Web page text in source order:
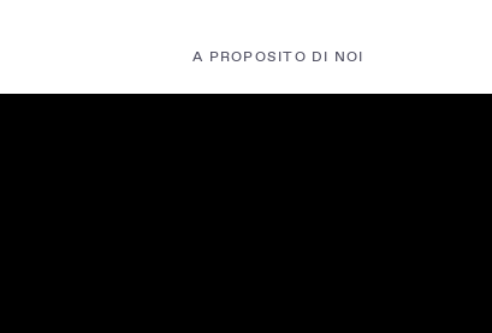
A PROPOSITO DI NOI